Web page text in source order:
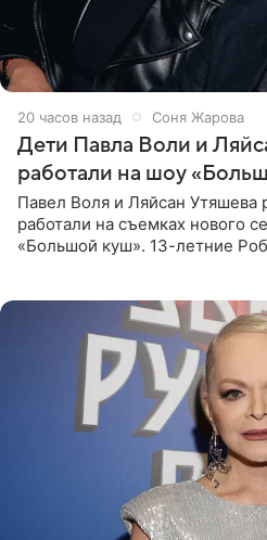
20 часов назад Соня Жарова
Дети Павла Воли и
работали на шоу
Павел Воля и Ляйсан Утяшева
работали на съемках нового
«Большой куш». 13-летние